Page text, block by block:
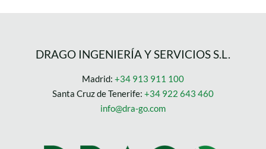
DRAGO INGENIERÍA Y SERVICIOS S.L.
Madrid: +34 913 911 100
Santa Cruz de Tenerife: +34 922 643 460
info@dra-go.com